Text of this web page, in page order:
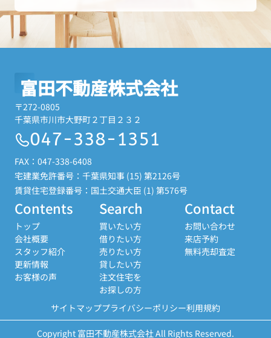
富田不動産株式会社
〒272-0805
千葉県市川市大野町２丁目２３２
047-338-1351
FAX：047-338-6408
宅建業免許番号：千葉県知事 (15) 第2126号
賃貸住宅登録番号：国土交通大臣 (1) 第576号
Contents
トップ
会社概要
スタッフ紹介
更新情報
お客様の声
Search
買いたい方
借りたい方
売りたい方
貸したい方
注文住宅を
お探しの方
Contact
お問い合わせ
来店予約
無料売却査定
サイトマッププライバシーポリシー利用規約
Copyright 富田不動産株式会社 All Rights Reserved.